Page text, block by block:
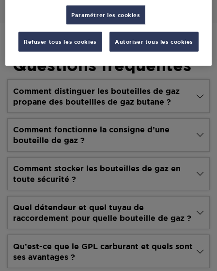
Questions fréquentes
Comment distinguer les bouteilles de gaz
propane des bouteilles de gaz butane ?
Comment fonctionne la consigne d’une
bouteille de gaz ?
Comment stocker les bouteilles de gaz en
toute sécurité ?
Quel détendeur et quel tuyau de
raccordement pour quelle bouteille de gaz ?
Qu’est-ce que le GPL carburant et quels sont
ses avantages ?
Paramétrer les cookies
Refuser tous les cookies Autoriser tous les cookies